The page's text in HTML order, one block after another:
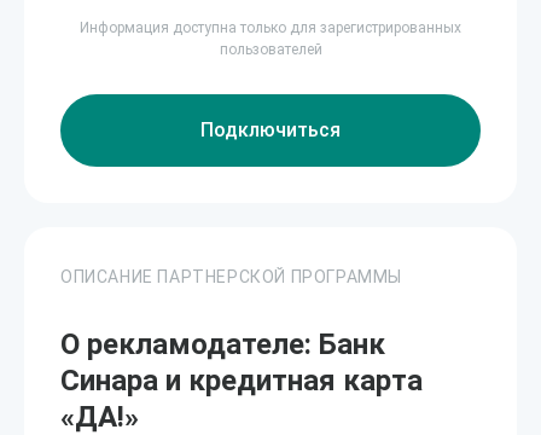
Информация доступна только для зарегистрированных
пользователей
Подключиться
ОПИСАНИЕ ПАРТНЕРСКОЙ ПРОГРАММЫ
О рекламодателе: Банк
Синара и кредитная карта
«ДА!»